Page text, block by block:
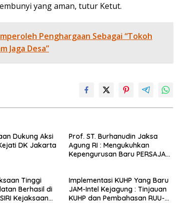
yang aman, tutur Ketut.
Penghargaan Sebagai “Tokoh
Jaga Desa”
Dukung Aksi
DK Jakarta
Prof. ST. Burhanudin Jaksa
Agung RI : Mengukuhkan
Kepengurusan Baru PERSAJA
Tinggi
Berhasil di
Kejaksaan
Implementasi KUHP Yang Baru
JAM-Intel Kejagung : Tinjauan
KUHP dan Pembahasan RUU-